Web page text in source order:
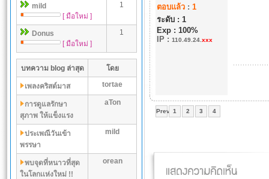
mild
[ มือใหม่ ]
1
Donus
[ มือใหม่ ]
1
บทความ blog ล่าสุด โดย
เพลงคริสต์มาส tortae
การดูแลรักษา
สุภาพ ให้แข็งแรง
aTon
ประเพณีวันเข้า
พรรษา
mild
พบจุดที่หนาวที่สุด
ในโลกเเห่งใหม่ !!
orean
ตอบแล้ว: 1
ระดับ : 1
Exp : 100%
IP: 110.49.24. xxx
Prev 1 2 3 4